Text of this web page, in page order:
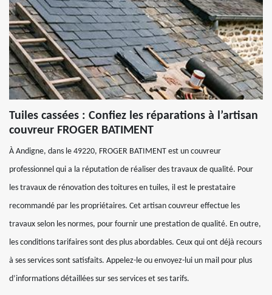
Tuiles cassées : Confiez les réparations à l’artisan
couvreur FROGER BATIMENT
À Andigne, dans le 49220, FROGER BATIMENT est un couvreur
professionnel qui a la réputation de réaliser des travaux de qualité. Pour
les travaux de rénovation des toitures en tuiles, il est le prestataire
recommandé par les propriétaires. Cet artisan couvreur effectue les
travaux selon les normes, pour fournir une prestation de qualité. En outre,
les conditions tarifaires sont des plus abordables. Ceux qui ont déjà recours
à ses services sont satisfaits. Appelez-le ou envoyez-lui un mail pour plus
d’informations détaillées sur ses services et ses tarifs.